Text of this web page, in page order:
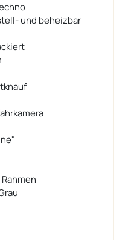
und beheizbar